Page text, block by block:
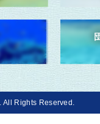
. All Rights Reserved.